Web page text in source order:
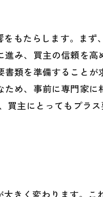
もたらします。ま
み、買主の信頼を高
類を準備することが
め、事前に専門家
主にとってもプラ
きく変わります。